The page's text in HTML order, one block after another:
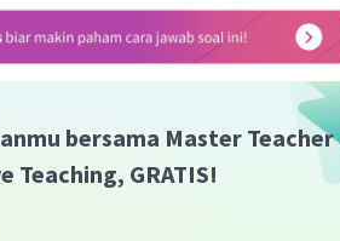
bersama Master Teacher
Teaching, GRATIS!